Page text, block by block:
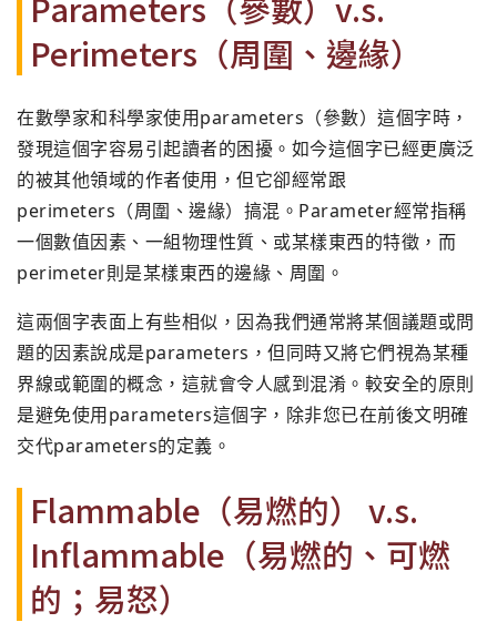
Perimeters（周圍、邊緣）
在數學家和科學家使用parameters（參數）這個字時，
發現這個字容易引起讀者的困擾。如今這個字已經更廣泛
的被其他領域的作者使用，但它卻經常跟
perimeters（周圍、邊緣）搞混。Parameter經常指稱
一個數值因素、一組物理性質、或某樣東西的特徵，而
perimeter則是某樣東西的邊緣、周圍。
這兩個字表面上有些相似，因為我們通常將某個議題或問
題的因素說成是parameters，但同時又將它們視為某種
界線或範圍的概念，這就會令人感到混淆。較安全的原則
是避免使用parameters這個字，除非您已在前後文明確
交代parameters的定義。
Flammable（易燃的） v.s.
Inflammable（易燃的、可燃
的；易怒）